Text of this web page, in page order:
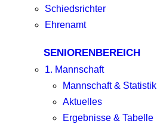
Schiedsrichter
Ehrenamt
SENIORENBEREICH
1. Mannschaft
Mannschaft & Statistik
Aktuelles
Ergebnisse & Tabelle